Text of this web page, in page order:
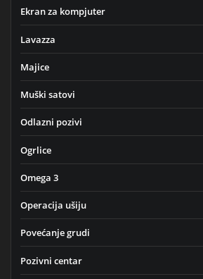
Ekran za kompjuter
Lavazza
Majice
Muški satovi
Odlazni pozivi
Ogrlice
Omega 3
Operacija ušiju
Povećanje grudi
Pozivni centar